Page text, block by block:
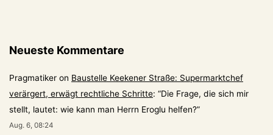
Neueste Kommentare
Pragmatiker on Baustelle Keekener Straße: Supermarktchef
verärgert, erwägt rechtliche Schritte: “Die Frage, die sich mir
stellt, lautet: wie kann man Herrn Eroglu helfen?”
Aug. 6, 08:24